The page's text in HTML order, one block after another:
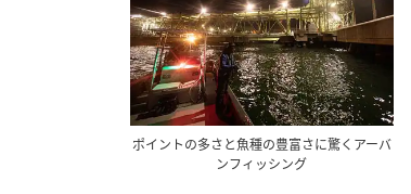
ポイントの多さと魚種の豊富さに驚くアーバ
ンフィッシング